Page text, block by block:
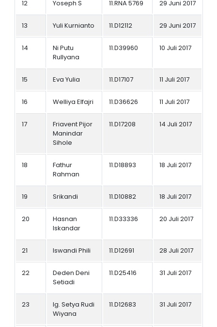
12 Yoseph S 11.RNA 5769 29 Juni 2017
13 Yuli Kurnianto 11.D12112 29 Juni 2017
14
Ni Putu
Rullyana
11.D39960 10 Juli 2017
15 Eva Yulia 11.D17107 11 Juli 2017
16 Welliya Elfajri 11.D36626 11 Juli 2017
17
Friavent Pijor
Manindar
Sihole
11.D17208 14 Juli 2017
18
Fathur
Rahman
11.D18893 18 Juli 2017
19 Srikandi 11.D10882 18 Juli 2017
20
Hasnan
Iskandar
11.D33336 20 Juli 2017
21 Iswandi Phili 11.D12691 28 Juli 2017
22
Deden Deni
Setiadi
11.D25416 31 Juli 2017
23
Ig. Setya Rudi
Wiyana
11.D12683 31 Juli 2017